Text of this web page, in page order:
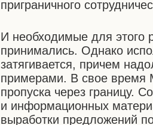
приграничного
И необходимые для этого
принимались. Однако
затягивается, причем
примерами. В свое время
пропуска через границу.
и информационных
выработки предложений